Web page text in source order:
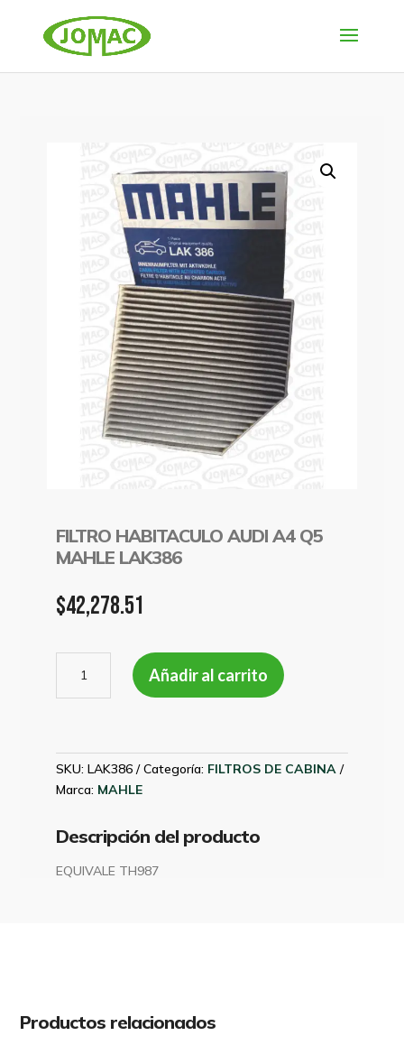
FILTRO HABITACULO AUDI A4 Q5
MAHLE LAK386
$42,278.51
HABITACULO
AUDI
MAHLE
LAK386
Añadir al carrito
SKU:LAK386 Categoría: FILTROS DE CABINA
Marca: MAHLE
Descripción del producto
EQUIVALE TH987
Productos relacionados